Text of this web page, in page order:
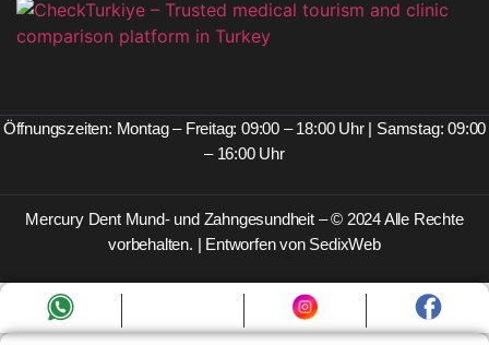
Öffnungszeiten: Montag – Freitag: 09:00 – 18:00 Uhr | Samstag: 09:00
– 16:00 Uhr
Mercury Dent Mund- und Zahngesundheit – © 2024 Alle Rechte
vorbehalten. | Entworfen von SedixWeb